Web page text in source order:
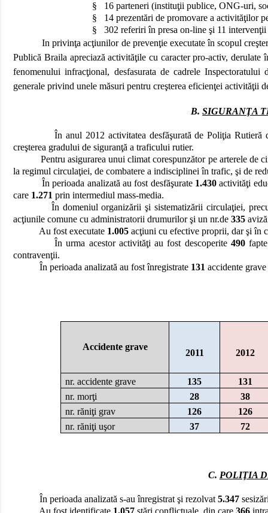
§
16 parteneri (instituţii publice, ONG-uri,
§
14 prezentări de promovare a activităţilor
§
302 referiri în presa on-line şi 11
In privinţa acţiunilor de prevenţie executate în scopul
Publică Braila apreciază activităţile cu caracter pro-activ, derulate
fenomenului infracţional, desfasurata de cadrele
generale privind unele măsuri pentru creşterea eficienţei activităţii
B.SIGURANŢA
În anul 2012 activitatea desfăşurată de Poliţia Rutieră din
creşterea gradului de siguranţă a traficului rutier.
Pentru asigurarea unui climat corespunzător pe arterele de
la regimul circulaţiei, de combatere a indisciplinei în trafic, şi de
În perioada analizată au fost desfăşurate 1.430 activităţi
care 1.271 prin intermediul mass-media.
În domeniul organizării şi sistematizării circulaţiei, precum
acţiunile comune cu administratorii drumurilor şi un nr.de335
Au fost executate 1.005acţiuni cu efective proprii, dar şi în
În urma acestor activităţi au fost descoperite 490
contravenţii.
În perioada analizată au fost înregistrate 131 accidente
Accidente grave
2011 2012
nr. accidente grave 135
131
nr. morţi
28
38
nr. răniţi grav
126
126
nr. răniţi uşor
37 72
C. POLIŢIA
În perioada analizată s-au înregistrat şi rezolvat5.347
Au fost identificate 1.057 stări conflictuale, din care366